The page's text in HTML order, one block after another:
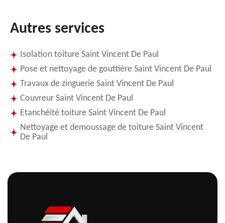
Autres services
Isolation toiture Saint Vincent De Paul
Pose et nettoyage de gouttière Saint Vincent De Paul
Travaux de zinguerie Saint Vincent De Paul
Couvreur Saint Vincent De Paul
Etanchéité toiture Saint Vincent De Paul
Nettoyage et demoussage de toiture Saint Vincent
De Paul